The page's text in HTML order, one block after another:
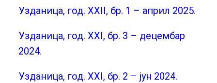
Узданица, год. XXII, бр. 1 – aприл 2025.
Узданица, год. XXI, бр. 3 – децембар
2024.
Узданица, год. XXI, бр. 2 – јун 2024.